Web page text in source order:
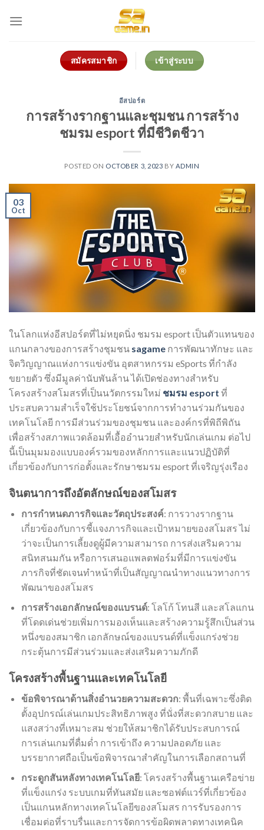
สมัครสมาชิก เข้าสู่ระบบ
อีสปอร์ต
การสร้างรากฐานและชุมชน การสร้าง
ชมรม esport ที่มีชีวิตชีวา
POSTED ON OCTOBER 3, 2023 BY ADMIN
03
Oct
ในโลกแห่งอีสปอร์ตที่ไม่หยุดนิ่ง ชมรม esport เป็นตัวแทนของ
แกนกลางของการสร้างชุมชน sagame การพัฒนาทักษะ และ
จิตวิญญาณแห่งการแข่งขัน อุตสาหกรรม eSports ที่กำลัง
ขยายตัว ซึ่งมีมูลค่านับพันล้าน ได้เปิดช่องทางสำหรับ
โครงสร้างสโมสรที่เป็นนวัตกรรมใหม่ ชมรม esport ที่
ประสบความสำเร็จใช้ประโยชน์จากการทำงานร่วมกันของ
เทคโนโลยี การมีส่วนร่วมของชุมชน และองค์กรที่พิถีพิถัน
เพื่อสร้างสภาพแวดล้อมที่เอื้ออำนวยสำหรับนักเล่นเกม ต่อไป
นี้เป็นมุมมองแบบองค์รวมของหลักการและแนวปฏิบัติที่
เกี่ยวข้องกับการก่อตั้งและรักษาชมรม esport ที่เจริญรุ่งเรือง
จินตนาการถึงอัตลักษณ์ของสโมสร
การกำหนดภารกิจและวัตถุประสงค์: การวางรากฐาน
เกี่ยวข้องกับการชี้แจงภารกิจและเป้าหมายของสโมสร ไม่
ว่าจะเป็นการเลี้ยงดูผู้มีความสามารถ การส่งเสริมความ
สนิทสนมกัน หรือการเสนอแพลตฟอร์มที่มีการแข่งขัน
ภารกิจที่ชัดเจนทำหน้าที่เป็นสัญญาณนำทางแนวทางการ
พัฒนาของสโมสร
การสร้างเอกลักษณ์ของแบรนด์: โลโก้ โทนสี และสโลแกน
ที่โดดเด่นช่วยเพิ่มการมองเห็นและสร้างความรู้สึกเป็นส่วน
หนึ่งของสมาชิก เอกลักษณ์ของแบรนด์ที่แข็งแกร่งช่วย
กระตุ้นการมีส่วนร่วมและส่งเสริมความภักดี
โครงสร้างพื้นฐานและเทคโนโลยี
ข้อพิจารณาด้านสิ่งอำนวยความสะดวก: พื้นที่เฉพาะซึ่งติด
ตั้งอุปกรณ์เล่นเกมประสิทธิภาพสูง ที่นั่งที่สะดวกสบาย และ
แสงสว่างที่เหมาะสม ช่วยให้สมาชิกได้รับประสบการณ์
การเล่นเกมที่ดื่มด่ำ การเข้าถึง ความปลอดภัย และ
บรรยากาศถือเป็นข้อพิจารณาสำคัญในการเลือกสถานที่
กระดูกสันหลังทางเทคโนโลยี: โครงสร้างพื้นฐานเครือข่าย
ที่แข็งแกร่ง ระบบเกมที่ทันสมัย และซอฟต์แวร์ที่เกี่ยวข้อง
เป็นแกนหลักทางเทคโนโลยีของสโมสร การรับรองการ
เชื่อมต่อที่ราบรื่นและการจัดการข้อผิดพลาดทางเทคนิค